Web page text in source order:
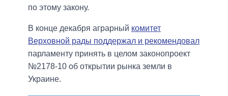
по этому закону.
В конце декабря аграрный комитет
Верховной рады поддержал и рекомендовал
парламенту принять в целом законопроект
№2178-10 об открытии рынка земли в
Украине.